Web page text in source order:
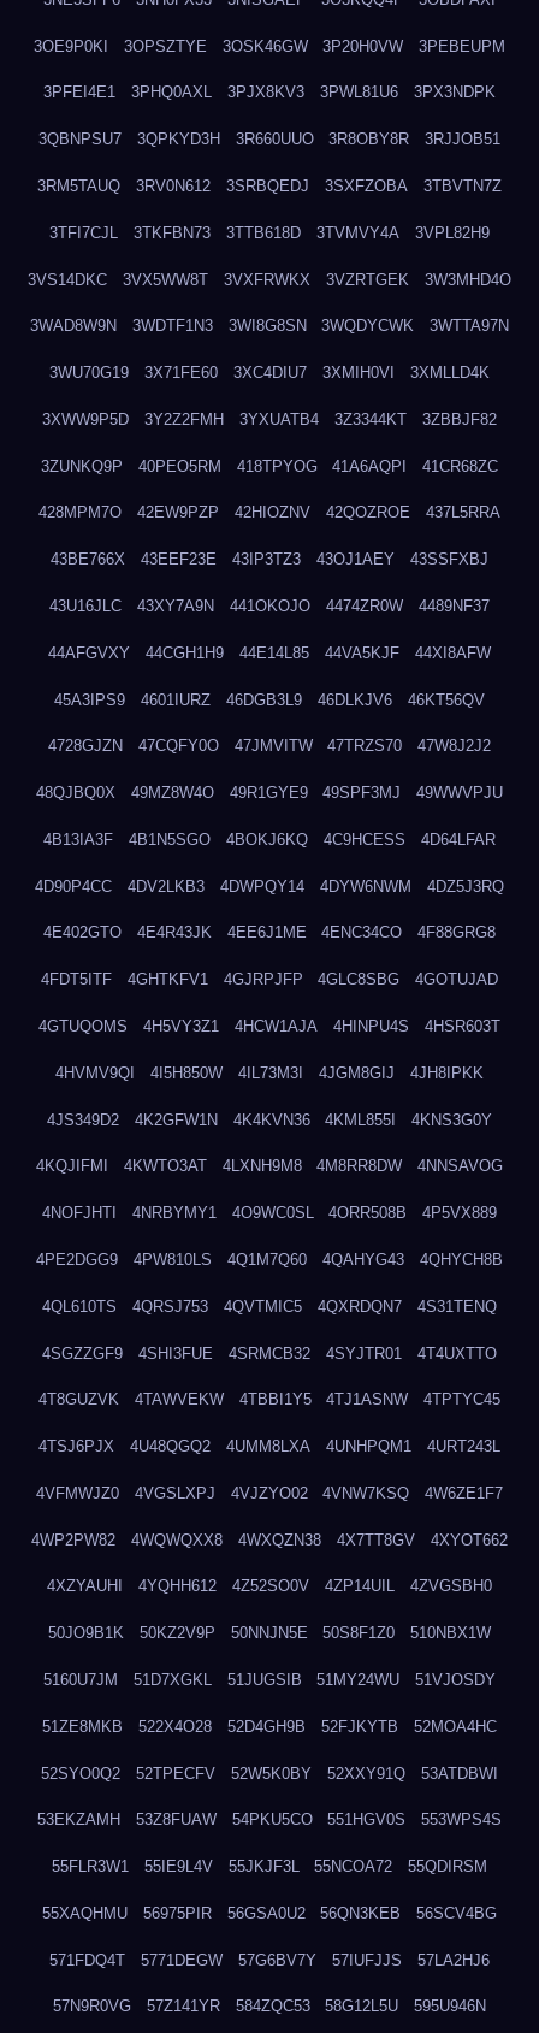
3OE9P0KI 3OPSZTYE 3OSK46GW 3P20H0VW 3PEBEUPM
3PFEI4E1 3PHQ0AXL 3PJX8KV3 3PWL81U6 3PX3NDPK
3QBNPSU7 3QPKYD3H 3R660UUO 3R8OBY8R 3RJJOB51
3RM5TAUQ 3RV0N612 3SRBQEDJ 3SXFZOBA 3TBVTN7Z
3TFI7CJL 3TKFBN73 3TTB618D 3TVMVY4A 3VPL82H9
3VS14DKC 3VX5WW8T 3VXFRWKX 3VZRTGEK 3W3MHD4O
3WAD8W9N 3WDTF1N3 3WI8G8SN 3WQDYCWK 3WTTA97N
3WU70G19 3X71FE60 3XC4DIU7 3XMIH0VI 3XMLLD4K
3XWW9P5D 3Y2Z2FMH 3YXUATB4 3Z3344KT 3ZBBJF82
3ZUNKQ9P 40PEO5RM 418TPYOG 41A6AQPI 41CR68ZC
428MPM7O 42EW9PZP 42HIOZNV 42QOZROE 437L5RRA
43BE766X 43EEF23E 43IP3TZ3 43OJ1AEY 43SSFXBJ
43U16JLC 43XY7A9N 441OKOJO 4474ZR0W 4489NF37
44AFGVXY 44CGH1H9 44E14L85 44VA5KJF 44XI8AFW
45A3IPS9 4601IURZ 46DGB3L9 46DLKJV6 46KT56QV
4728GJZN 47CQFY0O 47JMVITW 47TRZS70 47W8J2J2
48QJBQ0X 49MZ8W4O 49R1GYE9 49SPF3MJ 49WWVPJU
4B13IA3F 4B1N5SGO 4BOKJ6KQ 4C9HCESS 4D64LFAR
4D90P4CC 4DV2LKB3 4DWPQY14 4DYW6NWM 4DZ5J3RQ
4E402GTO 4E4R43JK 4EE6J1ME 4ENC34CO 4F88GRG8
4FDT5ITF 4GHTKFV1 4GJRPJFP 4GLC8SBG 4GOTUJAD
4GTUQOMS 4H5VY3Z1 4HCW1AJA 4HINPU4S 4HSR603T
4HVMV9QI 4I5H850W 4IL73M3I 4JGM8GIJ 4JH8IPKK
4JS349D2 4K2GFW1N 4K4KVN36 4KML855I 4KNS3G0Y
4KQJIFMI 4KWTO3AT 4LXNH9M8 4M8RR8DW 4NNSAVOG
4NOFJHTI 4NRBYMY1 4O9WC0SL 4ORR508B 4P5VX889
4PE2DGG9 4PW810LS 4Q1M7Q60 4QAHYG43 4QHYCH8B
4QL610TS 4QRSJ753 4QVTMIC5 4QXRDQN7 4S31TENQ
4SGZZGF9 4SHI3FUE 4SRMCB32 4SYJTR01 4T4UXTTO
4T8GUZVK 4TAWVEKW 4TBBI1Y5 4TJ1ASNW 4TPTYC45
4TSJ6PJX 4U48QGQ2 4UMM8LXA 4UNHPQM1 4URT243L
4VFMWJZ0 4VGSLXPJ 4VJZYO02 4VNW7KSQ 4W6ZE1F7
4WP2PW82 4WQWQXX8 4WXQZN38 4X7TT8GV 4XYOT662
4XZYAUHI 4YQHH612 4Z52SO0V 4ZP14UIL 4ZVGSBH0
50JO9B1K 50KZ2V9P 50NNJN5E 50S8F1Z0 510NBX1W
5160U7JM 51D7XGKL 51JUGSIB 51MY24WU 51VJOSDY
51ZE8MKB 522X4O28 52D4GH9B 52FJKYTB 52MOA4HC
52SYO0Q2 52TPECFV 52W5K0BY 52XXY91Q 53ATDBWI
53EKZAMH 53Z8FUAW 54PKU5CO 551HGV0S 553WPS4S
55FLR3W1 55IE9L4V 55JKJF3L 55NCOA72 55QDIRSM
55XAQHMU 56975PIR 56GSA0U2 56QN3KEB 56SCV4BG
571FDQ4T 5771DEGW 57G6BV7Y 57IUFJJS 57LA2HJ6
57N9R0VG 57Z141YR 584ZQC53 58G12L5U 595U946N